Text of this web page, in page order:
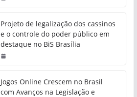
Projeto de legalização dos cassinos
e o controle do poder público em
destaque no BiS Brasília
Jogos Online Crescem no Brasil
com Avanços na Legislação e